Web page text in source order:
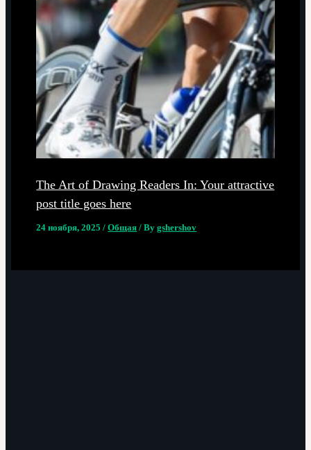
The Art of Drawing Readers In: Your attractive
post title goes here
24 ноября, 2025/Общая / Bygshershov